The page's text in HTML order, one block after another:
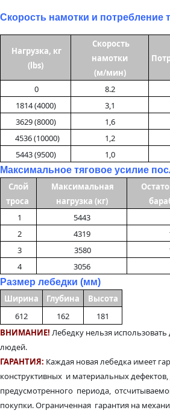
Скорость намотки и потребление
Нагрузка, кг
(lbs)
Скорость
намотки
(м/мин)
0 8.2
1814 (4000)
3,1
3629 (8000)
1,6
4536 (10000)
1,2
5443 (9500)
1,0
Максимальное тяговое усилие
Слой
троса
Максимальная
нагрузка (кг)
1
5443
2
4319
3
3580
4
3056
Размер лебедки (мм)
Ширина Глубина
Высота
612
162
181
ВНИМАНИЕ! Лебедку нельзя
людей.
ГАРАНТИЯ: Каждая новая лебедка имеет
конструктивных и материальных
предусмотренного периода,
покупки. Ограниченная гарантия на
Отправить
Отправить